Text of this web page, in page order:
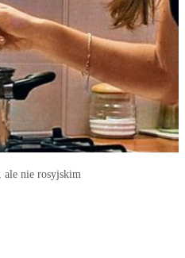
ale nie rosyjskim